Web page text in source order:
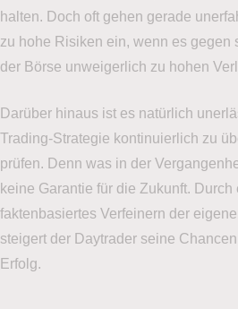
halten. Doch oft gehen gerade
zu hohe Risiken ein, wenn es gegen
der Börse unweigerlich zu hohen
Darüber hinaus ist es natürlich
Trading-Strategie kontinuierlich zu
prüfen. Denn was in der
keine Garantie für die Zukunft. Durch
faktenbasiertes Verfeinern der
steigert der Daytrader seine
Erfolg.